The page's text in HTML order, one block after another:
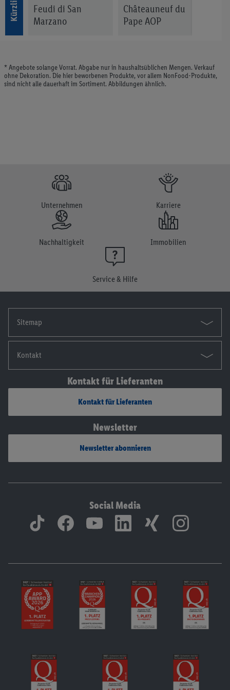
Feudi di San
Marzano
Châteauneuf du
Pape AOP
* Angebote solange Vorrat. Abgabe nur in haushaltsüblichen Mengen. Verkauf
ohne Dekoration. Die hier beworbenen Produkte, vor allem NonFood-Produkte,
sind nicht alle dauerhaft im Sortiment. Abbildungen ähnlich.
Unternehmen Karriere
Nachhaltigkeit Immobilien
Service & Hilfe
Sitemap
Kontakt
Kontakt für Lieferanten
Kontakt für Lieferanten
Newsletter
Newsletter abonnieren
Social Media